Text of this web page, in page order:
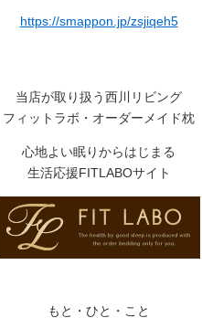
https://smappon.jp/zsjiqeh5
当店が取り扱う西川リビング
フィットラボ・オーダーメイド枕
心地よい眠りからはじまる
生活応援FITLABOサイト
もと・ひと・こと